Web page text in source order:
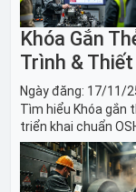
Khóa Gắn
Trình &
Ngày đăng: 17/11/
Tìm hiểu Khóa gắn
triển khai chuẩn
băng tải sản xuất ô